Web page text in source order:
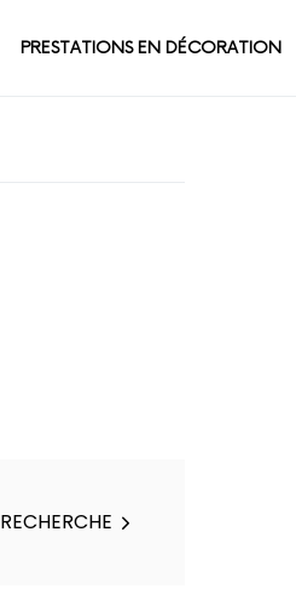
PRESTATIONS EN DÉCORATION
RECHERCHE